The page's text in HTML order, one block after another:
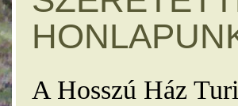
A Hosszú Ház